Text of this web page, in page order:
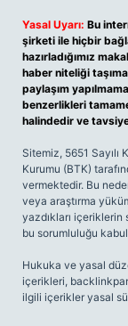
Yasal Uyarı: Bu
şirketi ile hiçbir
hazırladığımız
haber niteliği
paylaşım
benzerlikleri
halindedir ve
Sitemiz, 5651
Kurumu (BTK)
vermektedir. Bu
veya araştırma
yazdıkları
bu sorumluluğu kabul
Hukuka ve yasal
içerikleri,
ilgili içerikler yasal